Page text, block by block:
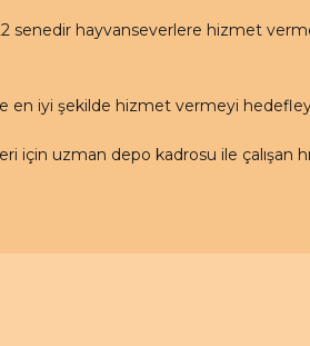
senedir hayvanseverlere hizmet
en iyi şekilde hizmet vermeyi
uzman depo kadrosu ile çalışan